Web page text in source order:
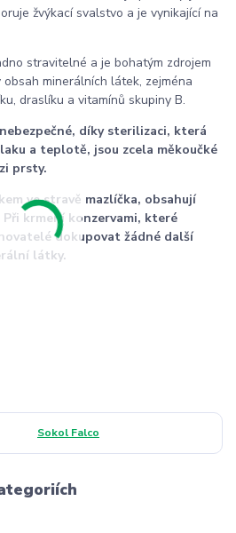
žvýkací svalstvo a je vynikající na
stravitelné a je bohatým zdrojem
minerálních látek, zejména
draslíku a vitamínů skupiny B.
díky sterilizaci, která
a teplotě, jsou zcela měkoučké
prsty.
ve stravě mazlíčka, obsahují
krmení konzervami, které
dokupovat žádné další
látky.
Sokol Falco